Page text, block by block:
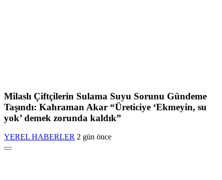
Milaslı Çiftçilerin Sulama Suyu Sorunu Gündeme
Taşındı: Kahraman Akar “Üreticiye ‘Ekmeyin, su
yok’ demek zorunda kaldık”
YEREL HABERLER 2 gün önce